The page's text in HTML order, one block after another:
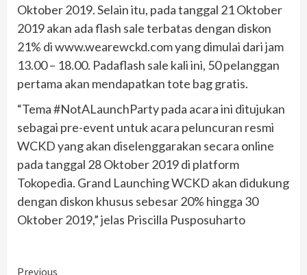
Oktober 2019. Selain itu, pada tanggal 21 Oktober
2019 akan ada flash sale terbatas dengan diskon
21% di www.wearewckd.com yang dimulai dari jam
13.00 – 18.00. Padaflash sale kali ini, 50 pelanggan
pertama akan mendapatkan tote bag gratis.
“Tema #NotALaunchParty pada acara ini ditujukan
sebagai pre-event untuk acara peluncuran resmi
WCKD yang akan diselenggarakan secara online
pada tanggal 28 Oktober 2019 di platform
Tokopedia. Grand Launching WCKD akan didukung
dengan diskon khusus sebesar 20% hingga 30
Oktober 2019,” jelas Priscilla Pusposuharto
Previous